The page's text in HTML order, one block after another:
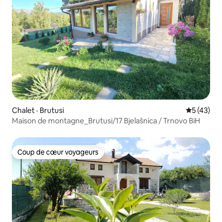
Chalet · Brutusi Note
5 (43)
Maison de montagne_Brutusi/17 Bjelašnica / Trnovo BiH
Coup de cœur voyageurs
Coup de cœur voyageurs